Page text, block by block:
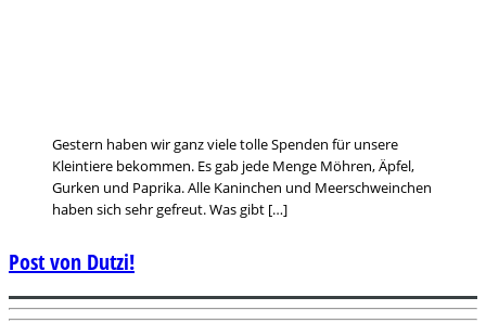
Gestern haben wir ganz viele tolle Spenden für unsere
Kleintiere bekommen. Es gab jede Menge Möhren, Äpfel,
Gurken und Paprika. Alle Kaninchen und Meerschweinchen
haben sich sehr gefreut. Was gibt […]
Post von Dutzi!